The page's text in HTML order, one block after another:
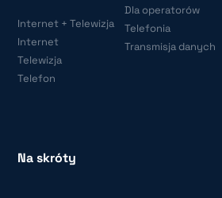
Internet + Telewizja
Internet
Telewizja
Telefon
Dla operatorów
Telefonia
Transmisja danych
Na skróty